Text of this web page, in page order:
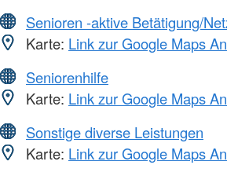
Senioren -aktive Betätigung/
Karte: Link zur Google Maps
Seniorenhilfe
Karte: Link zur Google Maps
Sonstige diverse Leistungen
Karte: Link zur Google Maps